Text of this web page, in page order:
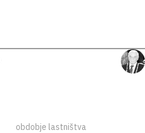
obdobje lastništva